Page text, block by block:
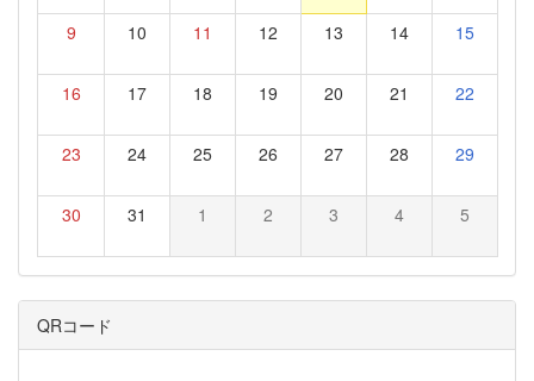
9 10 11 12 13 14 15
16 17 18 19 20 21 22
23 24 25 26 27 28 29
30 31 1 2 3 4 5
QRコード